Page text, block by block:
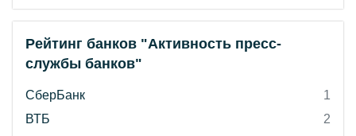
Рейтинг банков "Активность пресс-
службы банков"
СберБанк
1
ВТБ
2